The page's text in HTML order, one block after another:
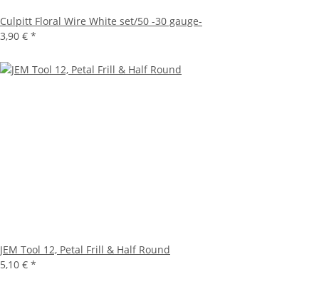
Culpitt Floral Wire White set/50 -30 gauge-
3,90 € *
JEM Tool 12, Petal Frill & Half Round
5,10 € *